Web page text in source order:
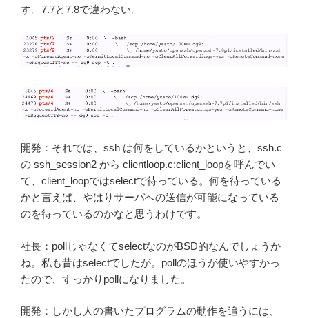
す。7.7と7.8で違わない。
開発：それでは、ssh は何をしているかというと、ssh.c
の ssh_session2 から clientloop.c:client_loopを呼んでい
て、client_loopではselectで待っている。何を待っている
かと言えば、やはりサーバへの送信が可能になっている
のを待っているのかなと思うわけです。
社長：pollじゃなくてselectなのがBSD的なんでしょうか
ね。私も昔はselectでしたが。pollのほうが使いやすかっ
たので、すっかりpollになりました。
開発：しかし人の書いたプログラムの動作を追うには、